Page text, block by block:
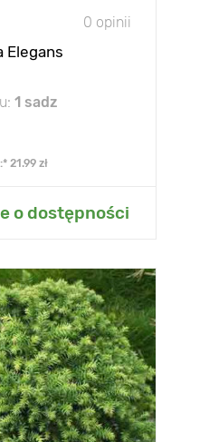
0 opinii
Elegans
1 sadz
21.99 zł
o dostępności